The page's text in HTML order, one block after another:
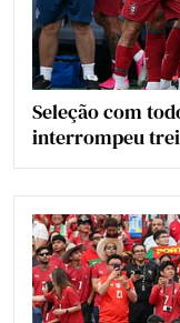
Seleção com
interrompeu